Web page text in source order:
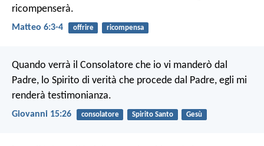
ricompenserà.
Matteo 6:3-4 offrire ricompensa
Quando verrà il Consolatore che io vi manderò dal
Padre, lo Spirito di verità che procede dal Padre, egli mi
renderà testimonianza.
Giovanni 15:26 consolatore Spirito Santo Gesù